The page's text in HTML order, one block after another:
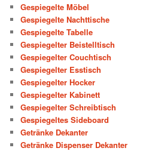
Gespiegelte Möbel
Gespiegelte Nachttische
Gespiegelte Tabelle
Gespiegelter Beistelltisch
Gespiegelter Couchtisch
Gespiegelter Esstisch
Gespiegelter Hocker
Gespiegelter Kabinett
Gespiegelter Schreibtisch
Gespiegeltes Sideboard
Getränke Dekanter
Getränke Dispenser Dekanter